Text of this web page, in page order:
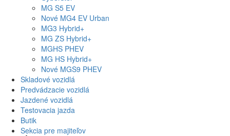
MG S5 EV
Nové MG4 EV Urban
MG3 Hybrid+
MG ZS Hybrid+
MGHS PHEV
MG HS Hybrid+
Nové MGS9 PHEV
Skladové vozidlá
Predvádzacie vozidlá
Jazdené vozidlá
Testovacia jazda
Butik
Sekcia pre majiteľov